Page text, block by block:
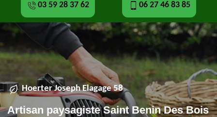
03 59 28 37 62 06 27 46 83 85
Hoerter Joseph Elagage 58
Artisan paysagiste Saint Benin Des Bois